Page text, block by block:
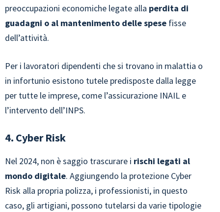
preoccupazioni economiche legate alla perdita di
guadagni o al mantenimento delle spese fisse
dell’attività.
Per i lavoratori dipendenti che si trovano in malattia o
in infortunio esistono tutele predisposte dalla legge
per tutte le imprese, come l’assicurazione INAIL e
l’intervento dell’INPS.
4. Cyber Risk
Nel 2024, non è saggio trascurare i rischi legati al
mondo digitale. Aggiungendo la protezione Cyber
Risk alla propria polizza, i professionisti, in questo
caso, gli artigiani, possono tutelarsi da varie tipologie